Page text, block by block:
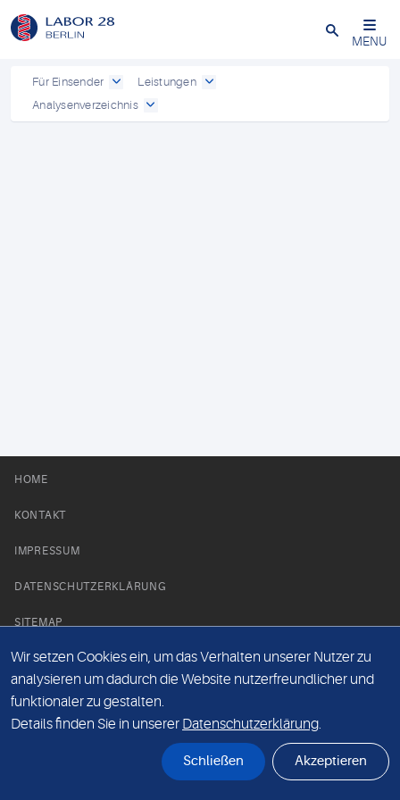
Schließen
MENU
Für Einsender
Leistungen
Analysenverzeichnis
HOME
KONTAKT
IMPRESSUM
DATENSCHUTZERKLÄRUNG
SITEMAP
NEWS PARTNER
Wir setzen Cookies ein, um das Verhalten unserer Nutzer zu
analysieren um dadurch die Website nutzerfreundlicher und
funktionaler zu gestalten.
Details finden Sie in unserer Datenschutzerklärung.
Schließen Akzeptieren